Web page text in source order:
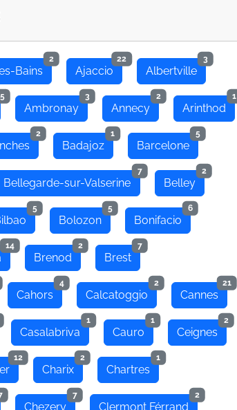
Bains
2
Ajaccio
22
Albertville
3
Ambronay
3
Annecy
2
Arinthod
1
2
Badajoz
1
Barcelone
5
Bellegarde-sur-Valserine
7
Belley
2
5
Bolozon
5
Bonifacio
6
14
Brenod
2
Brest
7
Cahors
4
Calcatoggio
2
Cannes
21
Casalabriva
1
Cauro
1
Ceignes
2
12
Charix
2
Chartres
1
Chezery
7
Clermont Férrand
2